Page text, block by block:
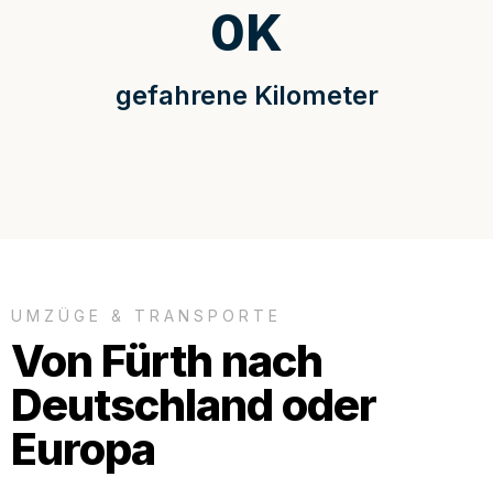
gefahrene Kilometer
0K
UMZÜGE & TRANSPORTE
Von Fürth nach
Deutschland oder
Europa